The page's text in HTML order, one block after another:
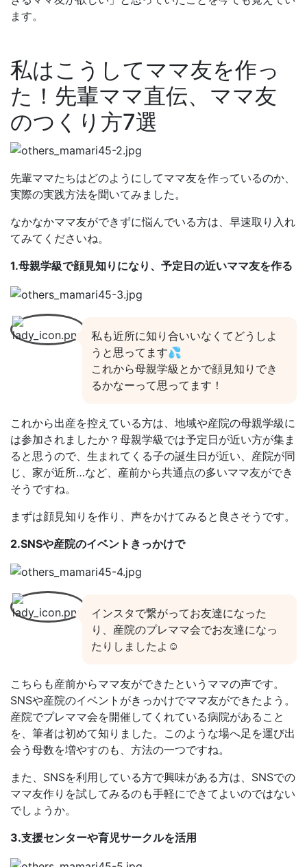
ます。
私はこうしてママ友を作っ
た！先輩ママ直伝、ママ友
のつくり方7選
先輩ママたちはどのようにしてママ友を作っているのか、
実際の実践方法を聞いてみました。
なかなかママ友ができずに悩んでいる方は、早速取り入れ
てみてくださいね。
1.母親学級で顔見知りになり、予定日の近いママ友を作る
私も近所に知り合いいなくてどうしよ
うと思ってます💦
これから母親学級とかで顔見知りでき
るかなーって思ってます！
これから出産を控えている方は、地域や産院の母親学級に
は参加されましたか？母親学級では予定日が近い方が集ま
ると思うので、生まれてくる子の誕生日が近い、産院が同
じ、家が近所…など、産前から共通点の多いママ友ができ
そうですね。
まずは顔見知りを作り、声をかけてみると良さそうです。
2.SNSや産院のイベントきっかけで
インスタで繋がってお友達になった
り、産院のプレママ会でお友達になっ
たりしましたよ☺️
こちらも産前からママ友ができたというママの声です。
SNSや産院のイベントがきっかけでママ友ができたよう。
産院でプレママ会を開催してくれている病院があること
を、筆者は初めて知りました。このような場へ足を運び出
会う母数を増やすのも、方法の一つですね。
また、SNSを利用している方で興味がある方は、SNSでの
ママ友作りを試してみるのも手軽にできてよいのではない
でしょうか。
3.支援センターや育児サークルを活用